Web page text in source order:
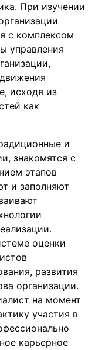
При изучении
с комплексом
управления
исходя из
как
и
знакомятся с
этапов
и заполняют
оценки
развития
организации.
на момент
участия в
карьерное